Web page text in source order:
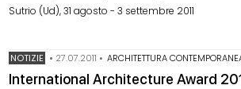
Sutrio (Ud), 31 agosto - 3 settembre 2011
NOTIZIE • 27.07.2011 • ARCHITETTURA
International Architecture Award